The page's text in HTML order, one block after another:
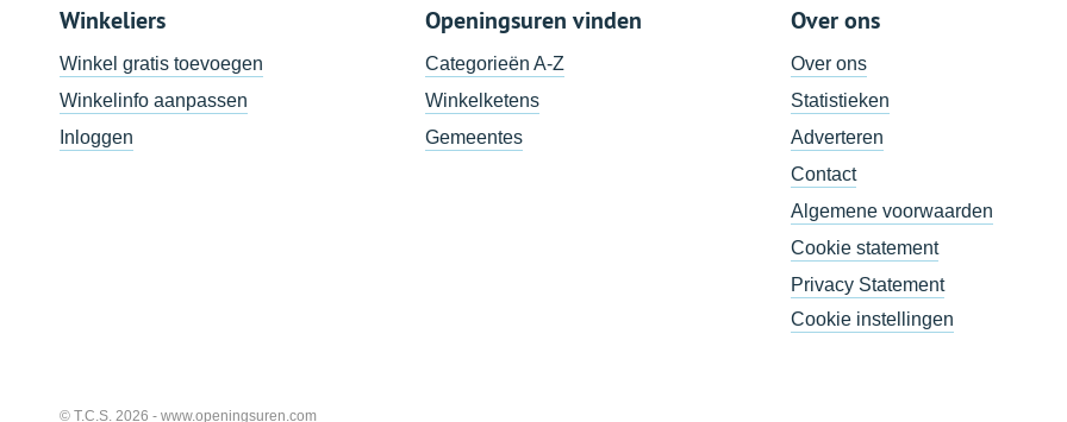
Winkeliers
Winkel gratis toevoegen
Winkelinfo aanpassen
Inloggen
Openingsuren vinden
Categorieën A-Z
Winkelketens
Gemeentes
Over ons
Over ons
Statistieken
Adverteren
Contact
Algemene voorwaarden
Cookie statement
Privacy Statement
Cookie instellingen
© T.C.S. 2026 - www.openingsuren.com